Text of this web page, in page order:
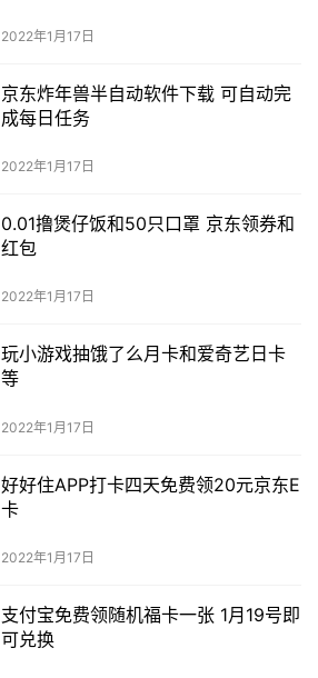
2022年1月17日
京东炸年兽半自动软件下载 可自动完
成每日任务
2022年1月17日
0.01撸煲仔饭和50只口罩 京东领券和
红包
2022年1月17日
玩小游戏抽饿了么月卡和爱奇艺日卡
等
2022年1月17日
好好住APP打卡四天免费领20元京东E
卡
2022年1月17日
支付宝免费领随机福卡一张 1月19号即
可兑换